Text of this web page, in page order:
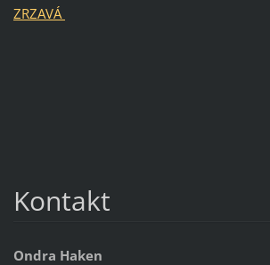
ZRZAVÁ
Kontakt
Ondra Haken